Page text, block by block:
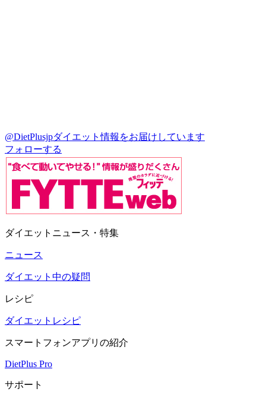
@DietPlusjpダイエット情報をお届けしています
フォローする
ダイエットニュース・特集
ニュース
ダイエット中の疑問
レシピ
ダイエットレシピ
スマートフォンアプリの紹介
DietPlus Pro
サポート